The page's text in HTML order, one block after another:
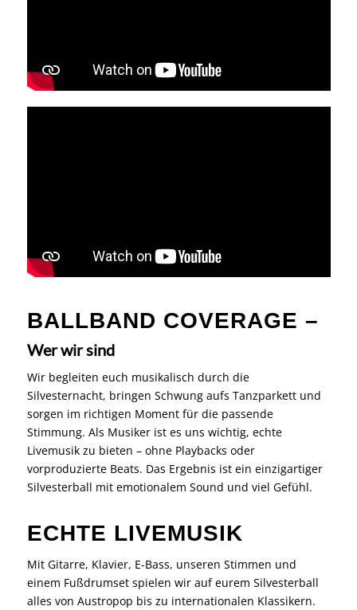
BALLBAND COVERAGE –
Wer wir sind
Wir begleiten euch musikalisch durch die
Silvesternacht, bringen Schwung aufs Tanzparkett und
sorgen im richtigen Moment für die passende
Stimmung. Als Musiker ist es uns wichtig, echte
Livemusik zu bieten – ohne Playbacks oder
vorproduzierte Beats. Das Ergebnis ist ein einzigartiger
Silvesterball mit emotionalem Sound und viel Gefühl.
ECHTE LIVEMUSIK
Mit Gitarre, Klavier, E-Bass, unseren Stimmen und
einem Fußdrumset spielen wir auf eurem Silvesterball
alles von Austropop bis zu internationalen Klassikern.